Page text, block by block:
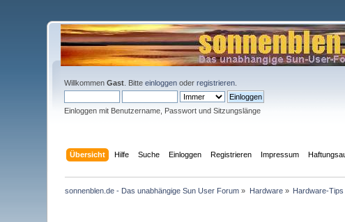
WillkommenGast . Bitteeinloggen oderregistrieren
Einloggen mit Benutzername, Passwort und Sitzungslänge
Übersicht Hilfe Suche Einloggen Registrieren Impressum
sonnenblen.de - Das unabhängige Sun User Forum » Hardware» Hardware-Tips